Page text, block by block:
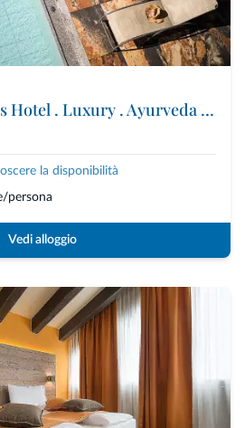
Mirabell Dolomites Hotel . Luxury . Ayurveda & Spa
la disponibilità
persona
Vedi alloggio